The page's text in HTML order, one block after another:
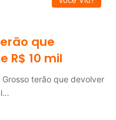
que
R$ 10 mil
terão que devolver